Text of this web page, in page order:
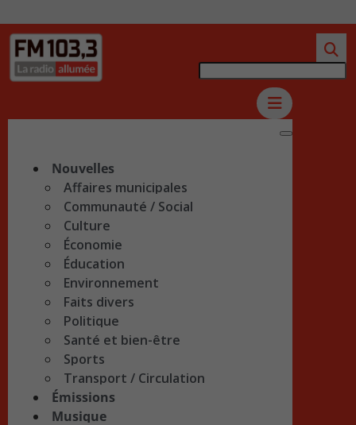
Nouvelles
Affaires municipales
Communauté / Social
Culture
Économie
Éducation
Environnement
Faits divers
Politique
Santé et bien-être
Sports
Transport / Circulation
Émissions
Musique